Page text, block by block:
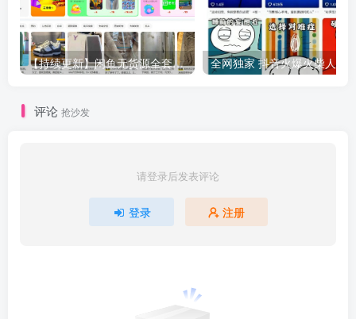
【持续更新】闲鱼无货源全套实操指南+案例复盘，新手直接抄作业
评论 抢沙发
请登录后发表评论
登录 注册